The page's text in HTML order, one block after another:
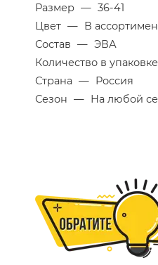
Размер — 36-41
Цвет — В
Состав — ЭВА
Количество в упаковке
Страна — Россия
Сезон — На любой